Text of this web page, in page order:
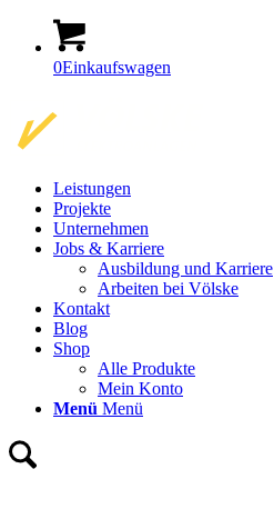
0Einkaufswagen
Leistungen
Projekte
Unternehmen
Jobs & Karriere
Ausbildung und Karriere
Arbeiten bei Völske
Kontakt
Blog
Shop
Alle Produkte
Mein Konto
Menü Menü